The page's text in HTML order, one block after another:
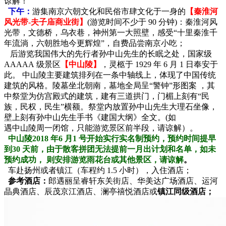
下午： 游集南京六朝文化和民俗市肆文化于一身的 【秦淮河
风光带-夫子庙商业街】 (游览时间不少于 90 分钟)：秦淮河风
光带，文德桥，乌衣巷，神州第一大照壁，感受“十里秦淮千
年流淌，六朝胜地今更辉煌”，自费品尝南京小吃；
后游览我国伟大的先行者孙中山先生的长眠之处，国家级
AAAAA 级景区 【中山陵】
，灵柩于 1929 年 6 月 1 日奉安于
此。 中山陵主要建筑排列在一条中轴线上，体现了中国传统
建筑的风格。陵墓坐北朝南，墓地全局呈“警钟”形图案 ，其
中祭堂为仿宫殿式的建筑，建有三道拱门，门楣上刻有“民
族，民权，民生”横额。祭堂内放置孙中山先生大理石坐像，
壁上刻有孙中山先生手书《建国大纲》全文。(如
遇中山陵周一闭馆，只能游览景区前半段，请谅解）。
中山陵2018 年6 月 1 号开始实行实名制预约，预约时间提早
到30 天前，由于散客拼团无法提前一月出计划和名单，如未
预约成功，
则安排游览雨花台或其他景区，请谅解。
车赴扬州或者镇江（车程约 1.5 小时），入住酒店；
参考酒店： 郎遇丽呈睿轩东关街店、华美达广场酒店、运河
晶典酒店、辰茂京江酒店、澜亭禧悦酒店或镇江同级酒店；